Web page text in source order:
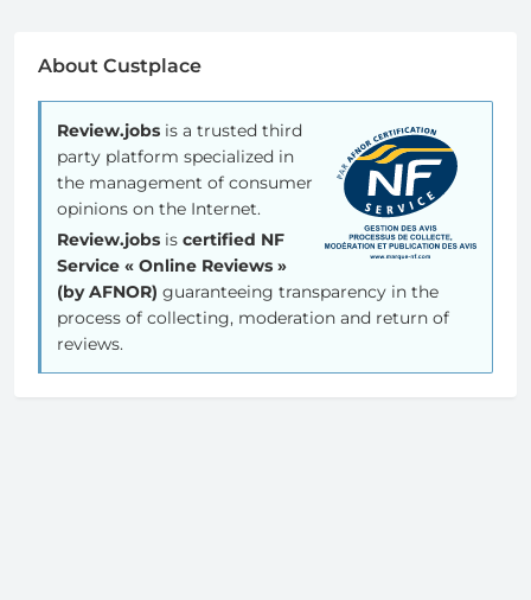
About Custplace
Review.jobs is a trusted third
party platform specialized in
the management of consumer
opinions on the Internet.
Review.jobs is certified NF
Service « Online Reviews »
(by AFNOR) guaranteeing transparency in the
process of collecting, moderation and return of
reviews.